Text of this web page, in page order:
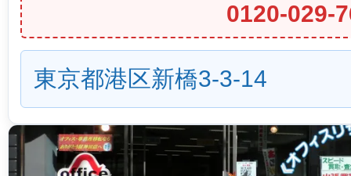
0120-029-
東京都港区新橋3-3-14